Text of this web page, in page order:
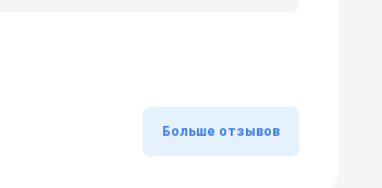
Больше отзывов